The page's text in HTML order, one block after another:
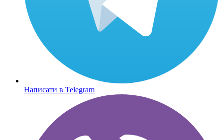
Написати в Telegram